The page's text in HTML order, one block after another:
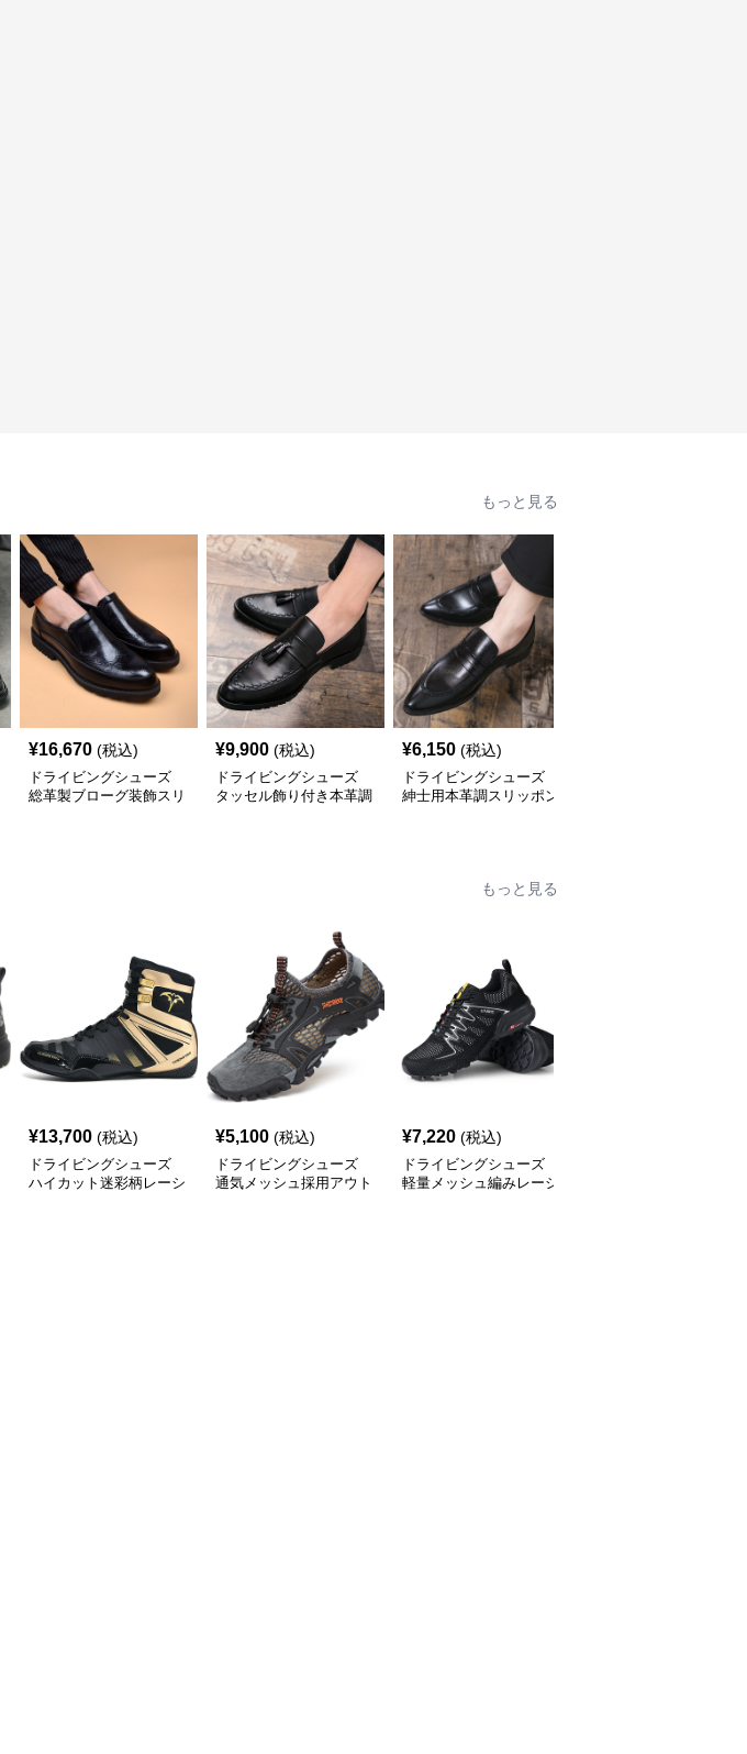
もっと見る
¥16,670 (税込)
ドライビングシューズ
総革製ブローグ装飾スリ
¥9,900 (税込)
ドライビングシューズ
タッセル飾り付き本革調
¥6,150 (税込)
ドライビングシューズ
紳士用本革調スリッポン
もっと見る
¥13,700 (税込)
ドライビングシューズ
ハイカット迷彩柄レーシ
¥5,100 (税込)
ドライビングシューズ
通気メッシュ採用アウト
¥7,220 (税込)
ドライビングシューズ
軽量メッシュ編みレーシ